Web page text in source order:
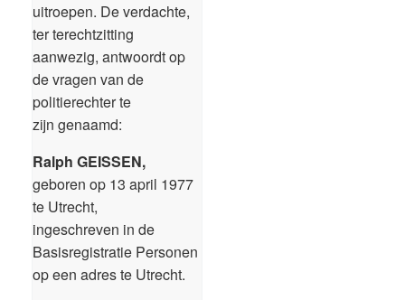
uitroepen. De verdachte,
ter terechtzitting
aanwezig, antwoordt op
de vragen van de
politierechter te
zijn genaamd:
Ralph GEISSEN,
geboren op 13 april 1977
te Utrecht,
ingeschreven in de
Basisregistratie Personen
op een adres te Utrecht.